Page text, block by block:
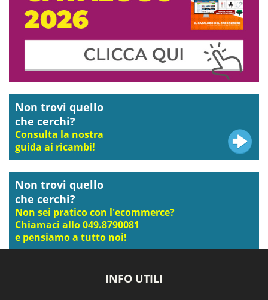
Non trovi quello
che cerchi?
Consulta la nostra
guida ai ricambi!
Non trovi quello
che cerchi?
Non sei pratico con l'ecommerce?
Chiamaci allo 049.8790081
e pensiamo a tutto noi!
INFO UTILI